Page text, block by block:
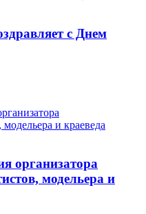
с Днем
организатора
модельера и